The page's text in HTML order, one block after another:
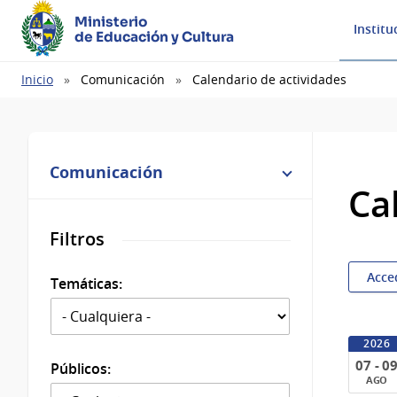
Ministerio
de Educación y Cultura
Ruta
Inicio Comunicación Calendario de actividades
Comunicación
Filtros
Temáticas:
Públicos:
2026
07 - 09
AGO